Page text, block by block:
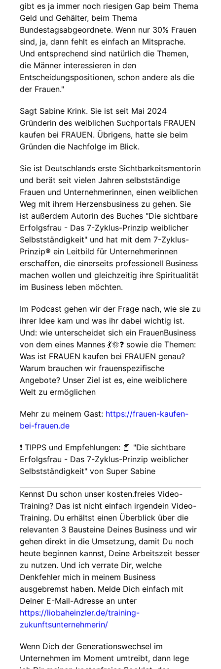
gibt es ja immer noch riesigen Gap beim Thema
Geld und Gehälter, beim Thema
Bundestagsabgeordnete. Wenn nur 30% Frauen
sind, ja, dann fehlt es einfach an Mitsprache.
Und entsprechend sind natürlich die Themen,
die Männer interessieren in den
Entscheidungspositionen, schon andere als die
der Frauen."
Sagt Sabine Krink. Sie ist seit Mai 2024
Gründerin des weiblichen Suchportals FRAUEN
kaufen bei FRAUEN. Übrigens, hatte sie beim
Gründen die Nachfolge im Blick.
Sie ist Deutschlands erste Sichtbarkeitsmentorin
und berät seit vielen Jahren selbstständige
Frauen und Unternehmerinnen, einen weiblichen
Weg mit ihrem Herzensbusiness zu gehen. Sie
ist außerdem Autorin des Buches "Die sichtbare
Erfolgsfrau - Das 7-Zyklus-Prinzip weiblicher
Selbstständigkeit" und hat mit dem 7-Zyklus-
Prinzip® ein Leitbild für Unternehmerinnen
erschaffen, die einerseits professionell Business
machen wollen und gleichzeitig ihre Spiritualität
im Business leben möchten.
Im Podcast gehen wir der Frage nach, wie sie zu
ihrer Idee kam und was ihr dabei wichtig ist.
Und: wie unterscheidet sich ein FrauenBusiness
von dem eines Mannes 💃🌞❓ sowie die Themen:
Was ist FRAUEN kaufen bei FRAUEN genau?
Warum brauchen wir frauenspezifische
Angebote? Unser Ziel ist es, eine weiblichere
Welt zu ermöglichen
Mehr zu meinem Gast: https://frauen-kaufen-
bei-frauen.de
❗ TIPPS und Empfehlungen: 📕 "Die sichtbare
Erfolgsfrau - Das 7-Zyklus-Prinzip weiblicher
Selbstständigkeit" von Super Sabine
Kennst Du schon unser kosten.freies Video-
Training? Das ist nicht einfach irgendein Video-
Training. Du erhältst einen Überblick über die
relevanten 3 Bausteine Deines Business und wir
gehen direkt in die Umsetzung, damit Du noch
heute beginnen kannst, Deine Arbeitszeit besser
zu nutzen. Und ich verrate Dir, welche
Denkfehler mich in meinem Business
ausgebremst haben. Melde Dich einfach mit
Deiner E-Mail-Adresse an unter
https://liobaheinzler.de/training-
zukunftsunternehmerin/
Wenn Dich der Generationswechsel im
Unternehmen im Moment umtreibt, dann lege